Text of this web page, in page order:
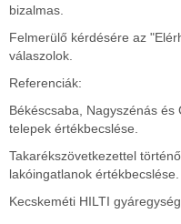
bizalmas.
Felmerülő kérdésére az
válaszolok.
Referenciák:
Békéscsaba, Nagyszénás
telepek értékbecslése.
Takarékszövetkezettel
lakóingatlanok értékbecslése.
Kecskeméti HILTI